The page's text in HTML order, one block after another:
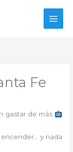
Fe
gastar de más
encender… y nada